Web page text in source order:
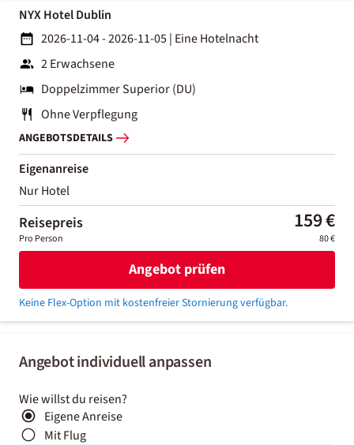
Angebot individuell anpassen
Wie willst du reisen?
Eigene Anreise
Mit Flug
NYX Hotel Dublin
2026-11-04 - 2026-11-05| Eine Hotelnacht
2 Erwachsene
Doppelzimmer Superior (DU)
Ohne Verpflegung
ANGEBOTSDETAILS
Eigenanreise
Nur Hotel
Reisepreis 159 €
Pro Person 80 €
Angebot prüfen
Keine Flex-Option mit kostenfreier Stornierung verfügbar.